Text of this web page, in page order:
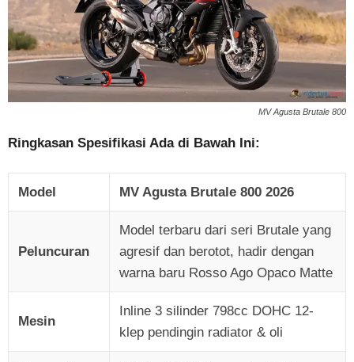
MV Agusta Brutale 800
Ringkasan Spesifikasi Ada di Bawah Ini:
Model MV Agusta Brutale 800 2026
Peluncuran
Model terbaru dari seri Brutale yang
agresif dan berotot, hadir dengan
warna baru Rosso Ago Opaco Matte
Mesin
Inline 3 silinder 798cc DOHC 12-
klep pendingin radiator & oli